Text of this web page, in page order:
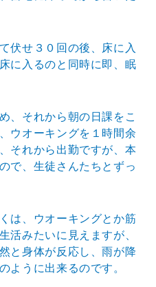
伏せ３０回の後、床に入
に入るのと同時に即、眠
、それから朝の日課をこ
ウオーキングを１時間余
それから出勤ですが、本
で、生徒さんたちとずっ
は、ウオーキングとか筋
活みたいに見えますが、
と身体が反応し、雨が降
ように出来るのです。